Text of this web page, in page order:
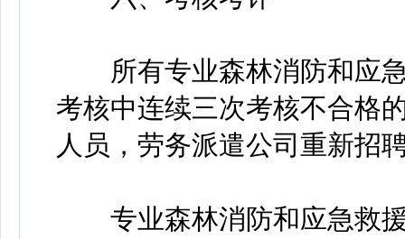
所有专业森林消防和应急
考核中连续三次考核不合格
人员，劳务派遣公司重新招
专业森林消防和应急救援